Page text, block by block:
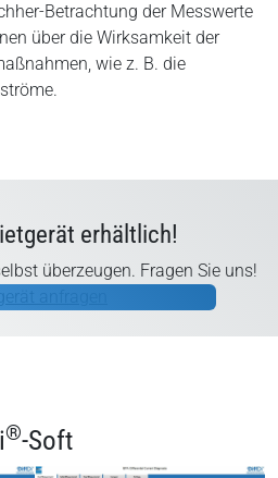
Betrachtung der Messwerte
über die Wirksamkeit der
wie z. B. die
erhältlich!
überzeugen. Fragen Sie uns!
anfragen
®-Soft